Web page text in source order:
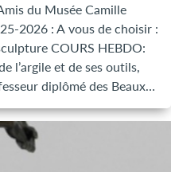
du Musée Camille
2026 : A vous de choisir :
HEBDO:
l’argile et de ses outils,
diplômé des Beaux
abstrait, animalier,
des élèves.
et progressif en